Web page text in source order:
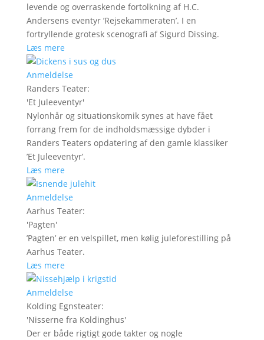
levende og overraskende fortolkning af H.C.
Andersens eventyr ’Rejsekammeraten’. I en
fortryllende grotesk scenografi af Sigurd Dissing.
Læs mere
Anmeldelse
Randers Teater:
'Et Juleeventyr'
Nylonhår og situationskomik synes at have fået
forrang frem for de indholdsmæssige dybder i
Randers Teaters opdatering af den gamle klassiker
’Et Juleeventyr’.
Læs mere
Anmeldelse
Aarhus Teater:
'Pagten'
’Pagten’ er en velspillet, men kølig juleforestilling på
Aarhus Teater.
Læs mere
Anmeldelse
Kolding Egnsteater:
'Nisserne fra Koldinghus'
Der er både rigtigt gode takter og nogle